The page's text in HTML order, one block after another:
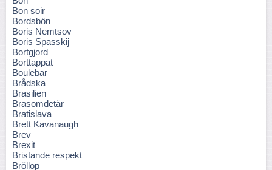
Bon soir
Bordsbön
Boris Nemtsov
Boris Spasskij
Bortgjord
Borttappat
Boulebar
Brådska
Brasilien
Brasomdetär
Bratislava
Brett Kavanaugh
Brev
Brexit
Bristande respekt
Bröllop